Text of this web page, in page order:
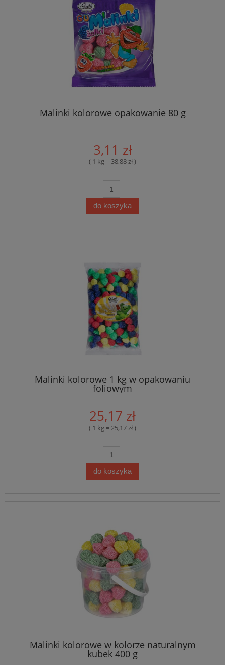
Malinki kolorowe opakowanie 80 g
3,11 zł
( 1 kg = 38,88 zł )
do koszyka
Malinki kolorowe 1 kg w opakowaniu
foliowym
25,17 zł
( 1 kg = 25,17 zł )
do koszyka
Malinki kolorowe w kolorze naturalnym
kubek 400 g